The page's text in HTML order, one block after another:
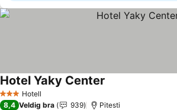
3 StjernerHotell
Hotel Yaky Center
8,4 Veldig bra 939 Pitesti